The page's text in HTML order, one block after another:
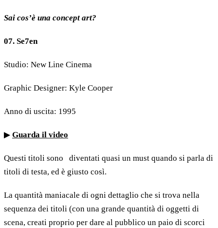
Sai cos’è una concept art?
07. Se7en
Studio: New Line Cinema
Graphic Designer: Kyle Cooper
Anno di uscita: 1995
▶ Guarda il video
Questi titoli sono diventati quasi un must quando si parla di
titoli di testa, ed è giusto così.
La quantità maniacale di ogni dettaglio che si trova nella
sequenza dei titoli (con una grande quantità di oggetti di
scena, creati proprio per dare al pubblico un paio di scorci